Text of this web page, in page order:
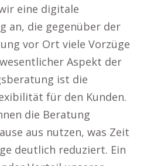
eine digitale
an, die gegenüber der
vor Ort viele Vorzüge
Aspekt der
ist die
für den Kunden.
die Beratung
aus nutzen, was Zeit
deutlich reduziert. Ein